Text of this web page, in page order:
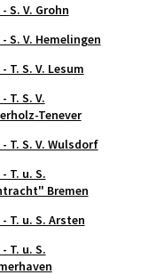
- S. V. Grohn
- S. V. Hemelingen
- T. S. V. Lesum
- T. S. V.
Tenever
- T. S. V. Wulsdorf
- T. u. S.
Bremen
- T. u. S. Arsten
- T. u. S.